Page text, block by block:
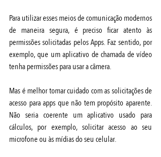
Para utilizar esses meios de comunicação modernos
de maneira segura, é preciso ficar atento às
permissões solicitadas pelos Apps. Faz sentido, por
exemplo, que um aplicativo de chamada de vídeo
tenha permissões para usar a câmera.
Mas é melhor tomar cuidado com as solicitações de
acesso para apps que não tem propósito aparente.
Não seria coerente um aplicativo usado para
cálculos, por exemplo, solicitar acesso ao seu
microfone ou às mídias do seu celular.